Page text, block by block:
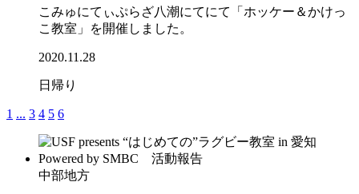
こみゅにてぃぷらざ八潮にてにて「ホッケー＆かけっ
こ教室」を開催しました。
2020.11.28
日帰り
1 ... 3 4 5 6
中部地方